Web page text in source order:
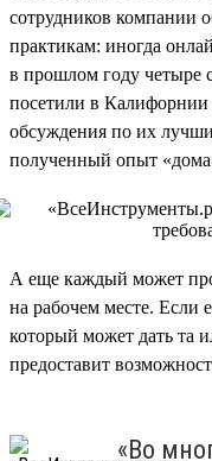
сотрудников
практикам: иногда
в прошлом году четыре
посетили в
обсуждения по их
полученный опыт
А еще каждый может
на рабочем месте. Если
который может дать та
предоставит
«Во